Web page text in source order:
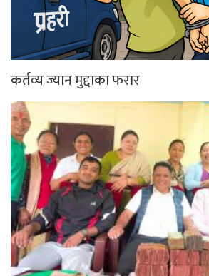
कर्तव्य ज्यान मुद्दाका फरार